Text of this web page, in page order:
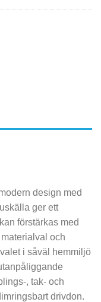
design med
ger ett
förstärkas med
och
i såväl hemmiljö
, tak- och
drivdon.